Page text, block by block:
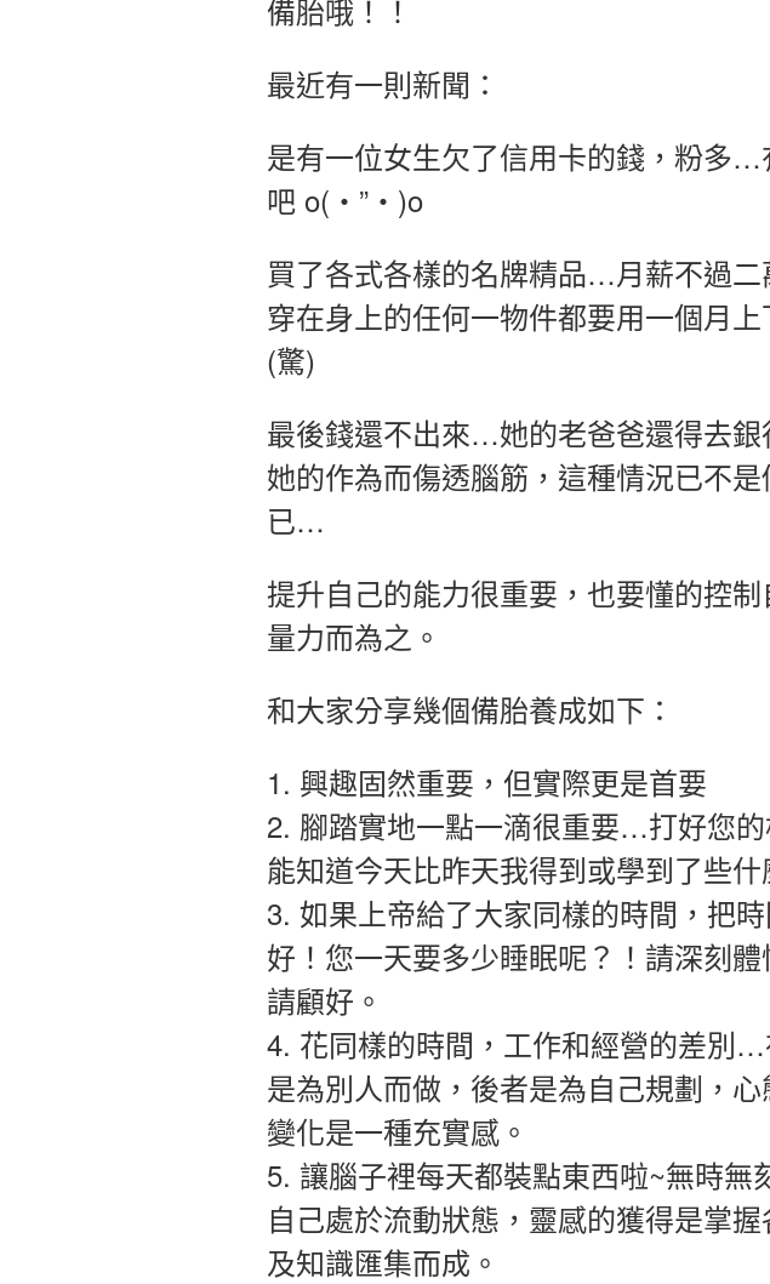
備胎哦！！
最近有一則新聞：
是有一位女生欠了信用卡的錢，粉多…
吧 o(‧”‧)o
買了各式各樣的名牌精品…月薪不過二
穿在身上的任何一物件都要用一個月
(驚)
最後錢還不出來…她的老爸爸還得去銀
她的作為而傷透腦筋，這種情況已不
已…
提升自己的能力很重要，也要懂的控制
量力而為之。
和大家分享幾個備胎養成如下：
1. 興趣固然重要，但實際更是首要
2. 腳踏實地一點一滴很重要…打好您
能知道今天比昨天我得到或學到了些什
3. 如果上帝給了大家同樣的時間，把
好！您一天要多少睡眠呢？！請深刻
請顧好。
4. 花同樣的時間，工作和經營的差別
是為別人而做，後者是為自己規劃，
變化是一種充實感。
5. 讓腦子裡每天都裝點東西啦~無時無
自己處於流動狀態，靈感的獲得是掌
及知識匯集而成。